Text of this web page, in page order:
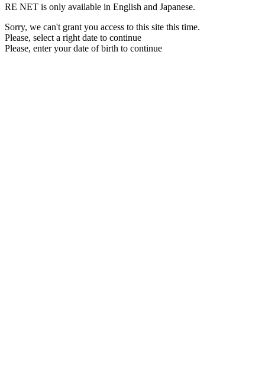
RE NET is only available in English and Japanese.
Sorry, we can't grant you access to this site this time.
Please, select a right date to continue
Please, enter your date of birth to continue